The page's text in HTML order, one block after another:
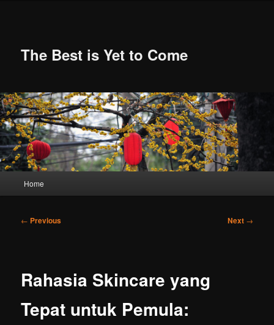
The Best is Yet to Come
Home
Post
← Previous Next →
Rahasia Skincare yang
Tepat untuk Pemula: